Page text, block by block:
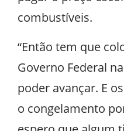
combustíveis.
“Então tem que
Governo Federal
poder avançar. E
o congelamento